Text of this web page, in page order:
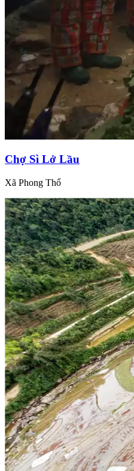
Chợ Sì Lở Lầu
Xã Phong Thổ